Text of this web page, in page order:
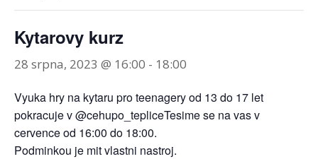
Kytarovy kurz
28 srpna, 2023 @ 16:00 - 18:00
Vyuka hry na kytaru pro teenagery od 13 do 17 let
pokracuje v @cehupo_tepliceTesime se na vas v
cervence od 16:00 do 18:00.
Podminkou je mit vlastni nastroj.